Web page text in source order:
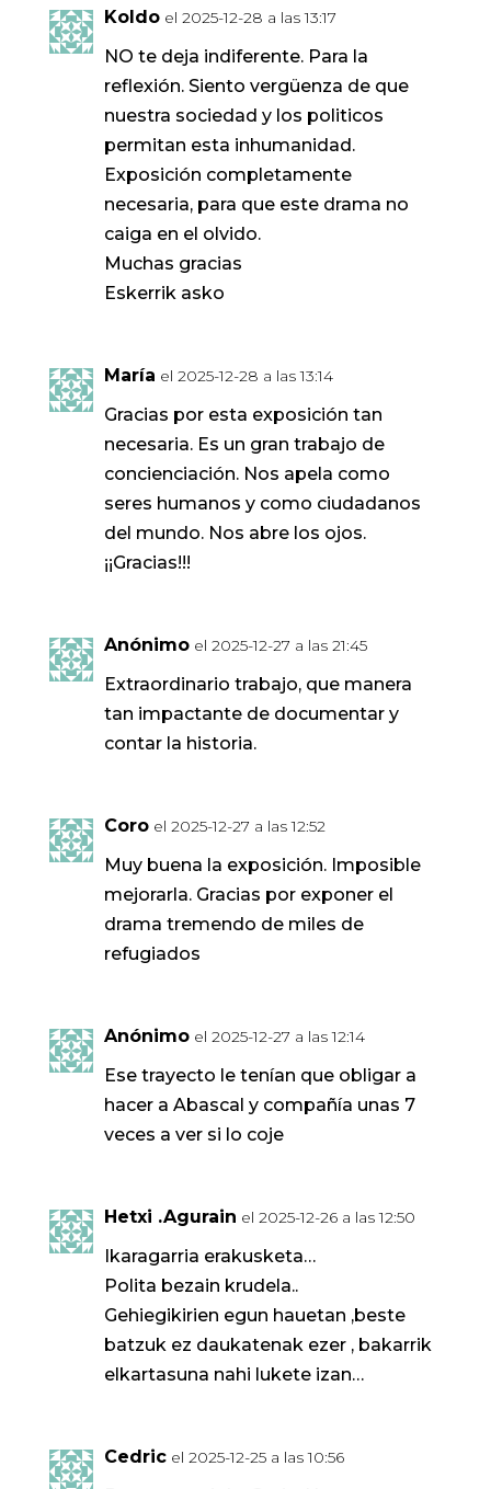
Koldo el 2025-12-28 a las 13:17
NO te deja indiferente. Para la
reflexión. Siento vergüenza de que
nuestra sociedad y los politicos
permitan esta inhumanidad.
Exposición completamente
necesaria, para que este drama no
caiga en el olvido.
Muchas gracias
Eskerrik asko
María el 2025-12-28 a las 13:14
Gracias por esta exposición tan
necesaria. Es un gran trabajo de
concienciación. Nos apela como
seres humanos y como ciudadanos
del mundo. Nos abre los ojos.
¡¡Gracias!!!
Anónimo el 2025-12-27 a las 21:45
Extraordinario trabajo, que manera
tan impactante de documentar y
contar la historia.
Coro el 2025-12-27 a las 12:52
Muy buena la exposición. Imposible
mejorarla. Gracias por exponer el
drama tremendo de miles de
refugiados
Anónimo el 2025-12-27 a las 12:14
Ese trayecto le tenían que obligar a
hacer a Abascal y compañía unas 7
veces a ver si lo coje
Hetxi .Agurain el 2025-12-26 a las 12:50
Ikaragarria erakusketa…
Polita bezain krudela..
Gehiegikirien egun hauetan ,beste
batzuk ez daukatenak ezer , bakarrik
elkartasuna nahi lukete izan…
Cedric el 2025-12-25 a las 10:56